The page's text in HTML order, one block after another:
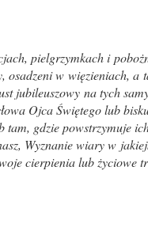
pielgrzymkach i
osadzeni w więzieniach, a
jubileuszowy na tych
Ojca Świętego lub
gdzie powstrzymuje
Wyznanie wiary w
cierpienia lub życiowe